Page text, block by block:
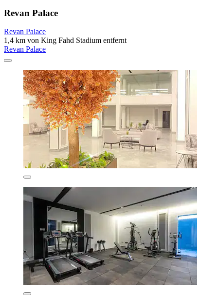
Revan Palace
Revan Palace
1,4 km von King Fahd Stadium entfernt
Revan Palace